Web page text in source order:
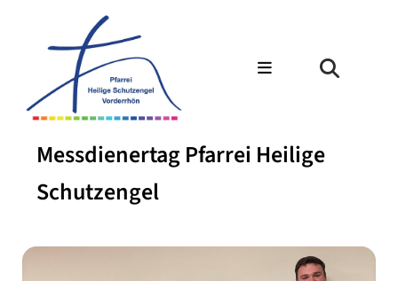
Messdienertag Pfarrei Heilige
Schutzengel